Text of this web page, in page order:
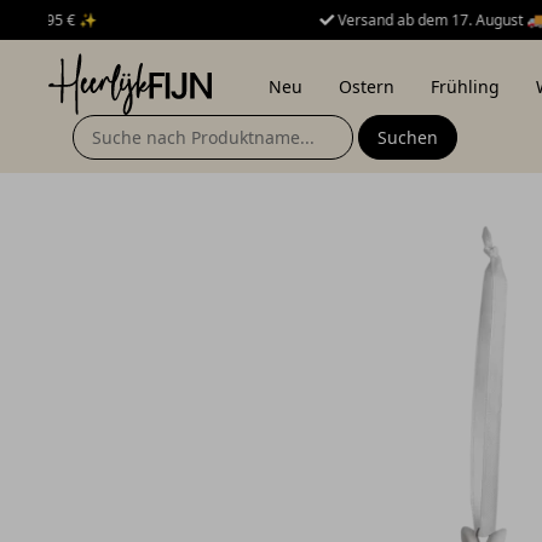
Versand ab dem 17. August 🚚
DeliciousFine
Neu Ostern Frühling
Suchen nach: